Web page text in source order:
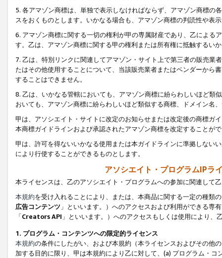
5. 各アマゾン商標は、単独で表示しなければならず、アマゾン商標
スをおくものとします。いかなる場合も、アマゾン商標の判読性や表
6. アマゾン商標に関する一切の権利が甲の専属財産であり、乙による
す。乙は、アマゾン商標に関する甲の権利または所有権に抵触するい
7. 乙は、特別リンクに関連してアマゾン・サイト上で第三者の販売
たはその他使用することについて、当該販売業者またはベンダーから
することはできません。
8. 乙は、いかなる管轄においても、アマゾン商標に紛らわしいほど類
おいても、アマゾン商標に紛らわしいほど類似する商標、ドメイン名
甲は、アソシエイト・サイトに改定のお知らせまたは改定後の商標ガ
本商標ガイドラインおよび承認されたアマゾン商標を改定することが
甲は、許可を得ないいかなる使用または本ガイドラインに準拠しない
により行使することができるものとします。
アソシエイト・プログラムIPラ
本ライセンスは、乙のアソシエイト・プログラムへの参加に関連して
本規約を受け入れることにより、または、本商品に関する一定の種類
広告コンテンツ 」といいます。）へのアクセスおよび利用ができる専
「Creators API 」といいます。）へのアクセスもしくは使用により
1. プログラム・コンテンツへの限定的ライセンス
本規約の条件にしたがい、および本規約（本ライセンスおよびその他
加する目的に限り、甲は本規約により乙に対して、(a) プログラム・